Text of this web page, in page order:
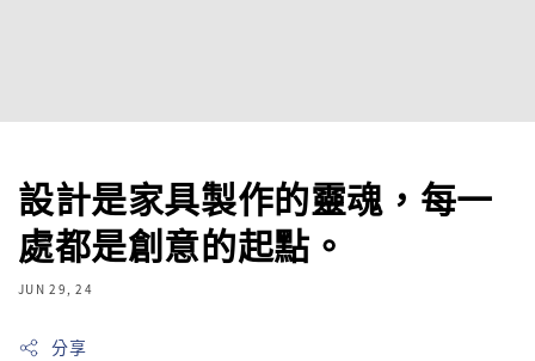
設計是家具製作的靈魂，每一
處都是創意的起點。
JUN 29, 24
分享